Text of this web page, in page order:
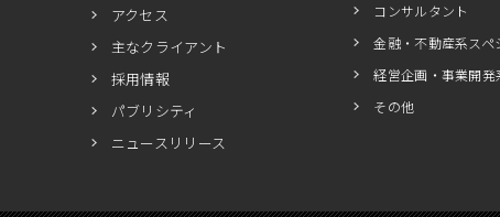
アクセス
主なクライアント
採用情報
パブリシティ
ニュースリリース
コンサルタント
金融・不動産系スペ
経営企画・事業開発
その他